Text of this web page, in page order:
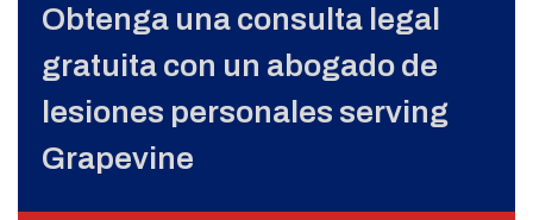
Obtenga una consulta legal
gratuita con un abogado de
lesiones personales serving
Grapevine